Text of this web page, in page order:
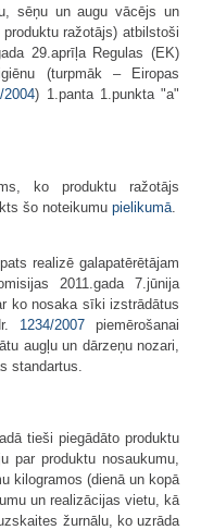
sēņu un augu vācējs un
ražotājs) atbilstoši
29.aprīļa Regulas (EK)
(turpmāk – Eiropas
2004) 1.panta 1.punkta "a"
ko produktu ražotājs
šo noteikumu pielikumā
realizē galapatērētājam
2011.gada 7.jūnija
ko nosaka sīki izstrādātus
1234/2007 piemērošanai
augļu un dārzeņu nozari,
standartus.
tieši piegādāto produktu
par produktu nosaukumu,
kilogramos (dienā un kopā
un realizācijas vietu, kā
žurnālu, ko uzrāda